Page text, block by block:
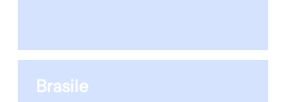
Brasile